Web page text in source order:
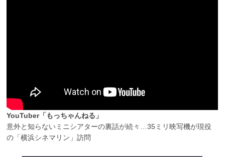
YouTuber「もっちゃんねる」
意外と知らないミニシアターの裏話が続々…35ミリ映写機が現役
の「横浜シネマリン」訪問